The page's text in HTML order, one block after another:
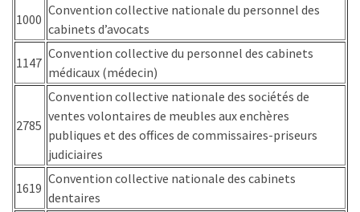
Droit
formation
(71)
formation
1000
Convention collective nationale du personnel des
cabinets d’avocats
1147
Convention collective du personnel des cabinets
médicaux (médecin)
2785
Convention collective nationale des sociétés de
ventes volontaires de meubles aux enchères
publiques et des offices de commissaires-priseurs
judiciaires
1619
Convention collective nationale des cabinets
dentaires